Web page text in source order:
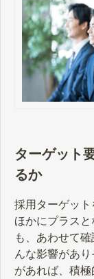
ターゲット
るか
採用ターゲット
ほかにプラス
も、あわせて
んな影響があ
があれば、積極